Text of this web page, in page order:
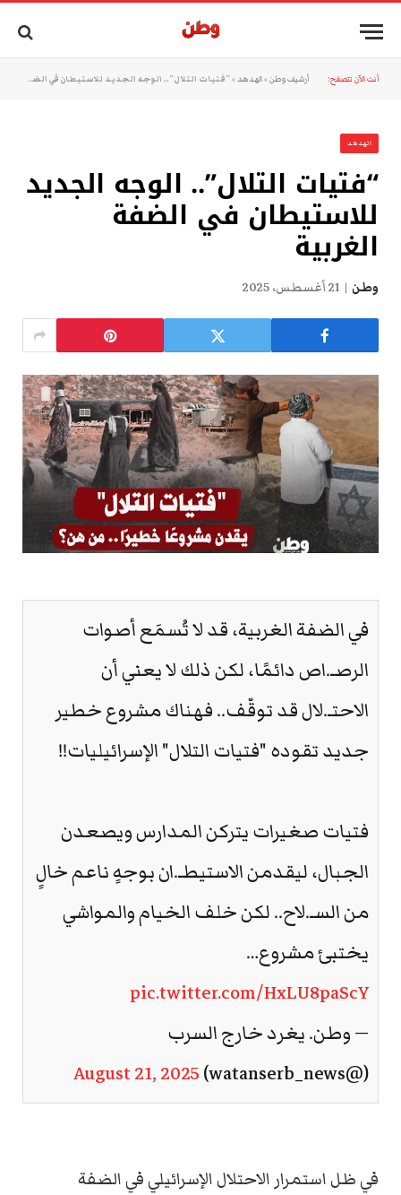
أنت الآن تتصفح: أرشيف وطن »الهدهد »“فتيات التلال”.. الوجه الجديد للاستيطان في الضفة الغربية
الهدهد
“فتيات التلال”.. الوجه الجديد
للاستيطان في الضفة
الغربية
وطن 21 أغسطس، 2025
في الضفة الغربية، قد لا تُسمَع أصوات
الرصـ.اص دائمًا، لكن ذلك لا يعني أن
الاحتـ.لال قد توقّف.. فهناك مشروع خطير
جديد تقوده "فتيات التلال" الإسرائيليات!!
فتيات صغيرات يتركن المدارس ويصعدن
الجبال، ليقدمن الاستيطـ.ان بوجهٍ ناعم خالٍ
من السـ.لاح.. لكن خلف الخيام والمواشي
يختبئ مشروع…
pic.twitter.com/HxLU8paScY
— وطن. يغرد خارج السرب
(@watanserb_news)
August 21, 2025
في ظل استمرار الاحتلال الإسرائيلي في الضفة